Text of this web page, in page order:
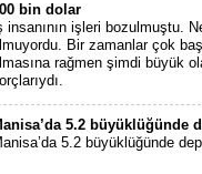
bin dolar
insanının işleri bozulmuştu.
Bir zamanlar çok
rağmen şimdi büyük
5.2 büyüklüğünde
5.2 büyüklüğünde